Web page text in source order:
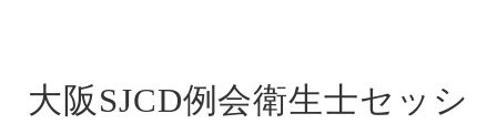
大阪SJCD例会衛生士セッシ